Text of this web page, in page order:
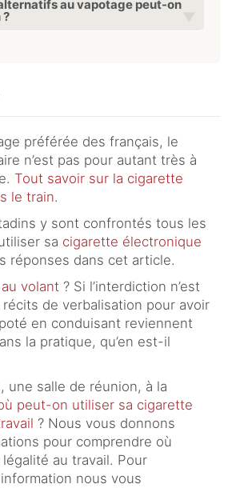
au vapotage peut-on
?
préférée des français, le
n’est pas pour autant très à
Tout savoir sur la cigarette
le train.
y sont confrontés tous les
sa cigarette électronique
réponses dans cet article.
volant ? Si l’interdiction n’est
de verbalisation pour avoir
en conduisant reviennent
la pratique, qu’en est-il
une salle de réunion, à la
peut-on utiliser sa cigarette
? Nous vous donnons
pour comprendre où
au travail. Pour
nous vous